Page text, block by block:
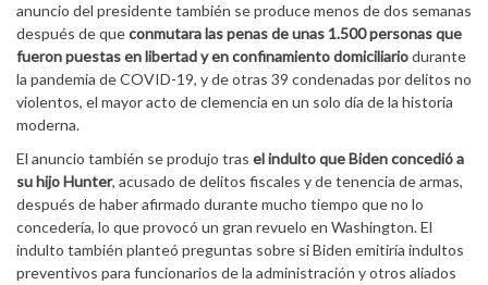
anuncio del presidente también se produce menos de dos semanas
después de queconmutara las penas de unas 1.500 personas que
fueron puestas en libertad y en confinamiento domiciliariodurante
la pandemia de COVID-19, y de otras 39 condenadas por delitos no
violentos, el mayor acto de clemencia en un solo día de la historia
moderna.
El anuncio también se produjo tras el indulto que Biden concedió a
su hijo Hunter, acusado de delitos fiscales y de tenencia de armas,
después de haber afirmado durante mucho tiempo que no lo
concedería, lo que provocó un gran revuelo en Washington. El
indulto también planteó preguntas sobre si Biden emitiría indultos
preventivos para funcionarios de la administración y otros aliados